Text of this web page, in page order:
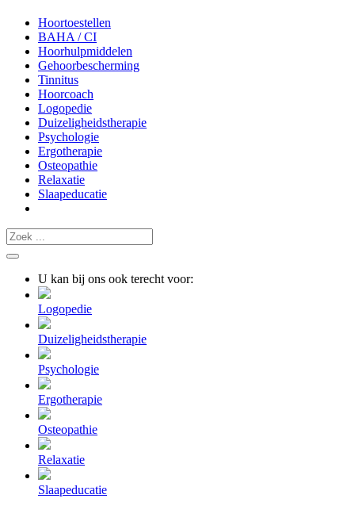
Hoortoestellen
BAHA / CI
Hoorhulpmiddelen
Gehoorbescherming
Tinnitus
Hoorcoach
Logopedie
Duizeligheidstherapie
Psychologie
Ergotherapie
Osteopathie
Relaxatie
Slaapeducatie
U kan bij ons ook terecht voor:
Logopedie
Duizeligheidstherapie
Psychologie
Ergotherapie
Osteopathie
Relaxatie
Slaapeducatie